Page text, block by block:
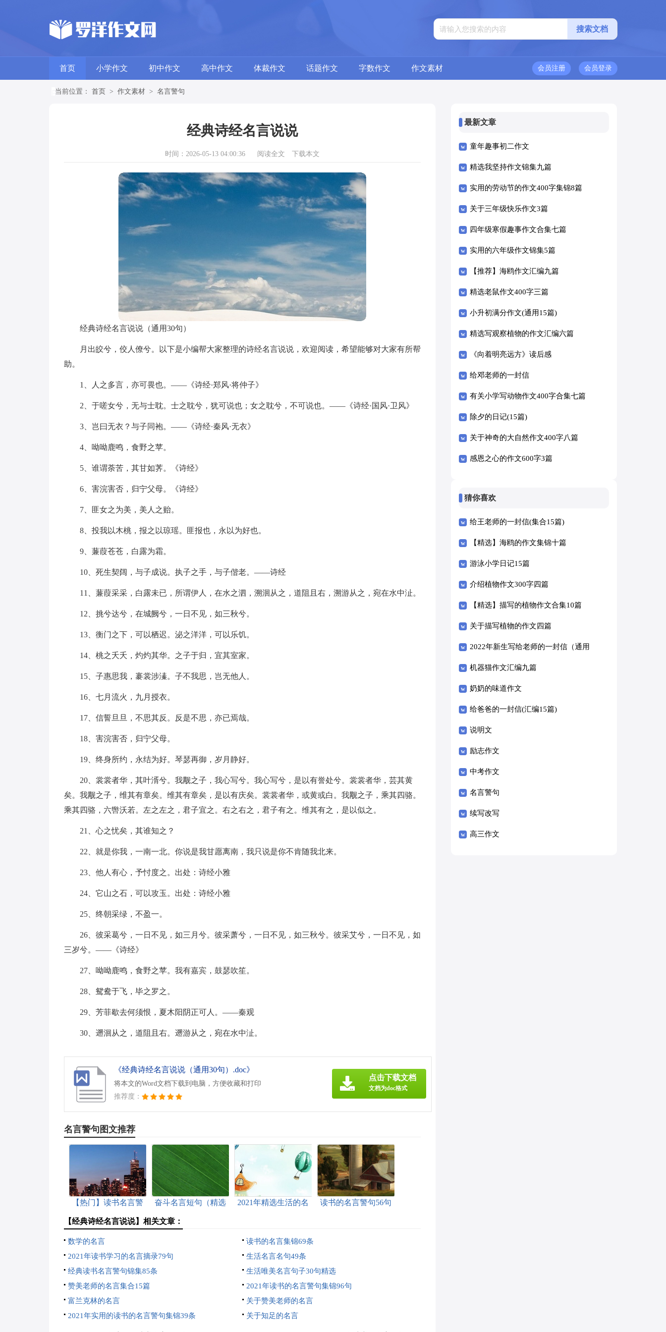
首页 小学作文 初中作文 高中作文 体裁作文 话题作文 字数作文 作文素材 会员登录
会员注册
当前位置： 首页 > 作文素材 > 名言警句
经典诗经名言说说
时间：2026-05-13 04:00:36 阅读全文 下载本文
经典诗经名言说说（通用30句）
月出皎兮，佼人僚兮。以下是小编帮大家整理的诗经名言说说，欢迎阅读，希望能够对大家有所帮
助。
1、人之多言，亦可畏也。——《诗经·郑风·将仲子》
2、于嗟女兮，无与士耽。士之耽兮，犹可说也；女之耽兮，不可说也。——《诗经·国风·卫风》
3、岂曰无衣？与子同袍。——《诗经·秦风·无衣》
4、呦呦鹿鸣，食野之苹。
5、谁谓荼苦，其甘如荠。《诗经》
6、害浣害否，归宁父母。《诗经》
7、匪女之为美，美人之贻。
8、投我以木桃，报之以琼瑶。匪报也，永以为好也。
9、蒹葭苍苍，白露为霜。
10、死生契阔，与子成说。执子之手，与子偕老。——诗经
11、蒹葭采采，白露未已，所谓伊人，在水之泗，溯洄从之，道阻且右，溯游从之，宛在水中沚。
12、挑兮达兮，在城阙兮，一日不见，如三秋兮。
13、衡门之下，可以栖迟。泌之洋洋，可以乐饥。
14、桃之夭夭，灼灼其华。之子于归，宜其室家。
15、子惠思我，褰裳涉溱。子不我思，岂无他人。
16、七月流火，九月授衣。
17、信誓旦旦，不思其反。反是不思，亦已焉哉。
18、害浣害否，归宁父母。
19、终身所约，永结为好。琴瑟再御，岁月静好。
20、裳裳者华，其叶湑兮。我觏之子，我心写兮。我心写兮，是以有誉处兮。裳裳者华，芸其黄
矣。我觏之子，维其有章矣。维其有章矣，是以有庆矣。裳裳者华，或黄或白。我觏之子，乘其四骆。
乘其四骆，六辔沃若。左之左之，君子宜之。右之右之，君子有之。维其有之，是以似之。
21、心之忧矣，其谁知之？
22、就是你我，一南一北。你说是我甘愿离南，我只说是你不肯随我北来。
23、他人有心，予忖度之。出处：诗经小雅
24、它山之石，可以攻玉。出处：诗经小雅
25、终朝采绿，不盈一。
26、彼采葛兮，一日不见，如三月兮。彼采萧兮，一日不见，如三秋兮。彼采艾兮，一日不见，如
三岁兮。——《诗经》
27、呦呦鹿鸣，食野之苹。我有嘉宾，鼓瑟吹笙。
28、鸳鸯于飞，毕之罗之。
29、芳菲歇去何须恨，夏木阳阴正可人。——秦观
30、遡洄从之，道阻且右。遡游从之，宛在水中沚。
《经典诗经名言说说（通用30句）.doc》
将本文的Word文档下载到电脑，方便收藏和打印
推荐度：
点击下载文档
文档为doc格式
名言警句图文推荐
【热门】读书名言警
奋斗名言短句（精选
2021年精选生活的名
读书的名言警句56句
【经典诗经名言说说】相关文章：
数学的名言
读书的名言集锦69条
2021年读书学习的名言摘录79句
生活名言名句49条
经典读书名言警句锦集85条
生活唯美名言句子30句精选
赞美老师的名言集合15篇
2021年读书的名言警句集锦96句
富兰克林的名言
关于赞美老师的名言
2021年实用的读书的名言警句集锦39条
关于知足的名言
最新文章
童年趣事初二作文
精选我坚持作文锦集九篇
实用的劳动节的作文400字集锦8篇
关于三年级快乐作文3篇
四年级寒假趣事作文合集七篇
实用的六年级作文锦集5篇
【推荐】海鸥作文汇编九篇
精选老鼠作文400字三篇
小升初满分作文(通用15篇)
精选写观察植物的作文汇编六篇
《向着明亮远方》读后感
给邓老师的一封信
有关小学写动物作文400字合集七篇
除夕的日记(15篇)
关于神奇的大自然作文400字八篇
感恩之心的作文600字3篇
猜你喜欢
给王老师的一封信(集合15篇)
【精选】海鸥的作文集锦十篇
游泳小学日记15篇
介绍植物作文300字四篇
【精选】描写的植物作文合集10篇
关于描写植物的作文四篇
2022年新生写给老师的一封信（通用
8篇）
机器猫作文汇编九篇
奶奶的味道作文
给爸爸的一封信(汇编15篇)
说明文
励志作文
中考作文
名言警句
续写改写
高三作文